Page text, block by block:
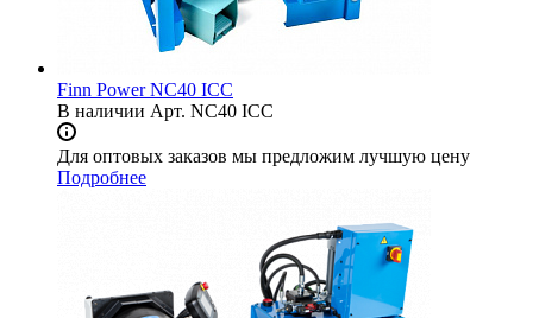
Finn Power NC40 ICC
В наличии Арт. NC40 ICC
Для оптовых заказов мы предложим лучшую цену
Подробнее